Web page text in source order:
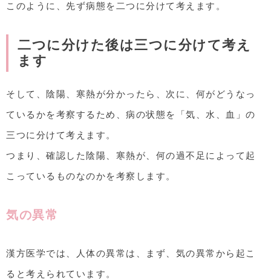
このように、先ず病態を二つに分けて考えます。
二つに分けた後は三つに分けて考え
ます
そして、陰陽、寒熱が分かったら、次に、何がどうなっ
ているかを考察するため、病の状態を「気、水、血」の
三つに分けて考えます。
つまり、確認した陰陽、寒熱が、何の過不足によって起
こっているものなのかを考察します。
気の異常
漢方医学では、人体の異常は、まず、気の異常から起こ
ると考えられています。